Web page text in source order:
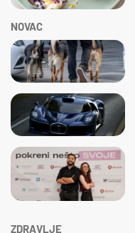
ZDRAVLJE
NOVAC